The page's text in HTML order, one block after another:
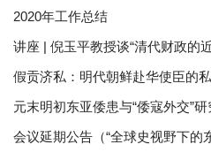
2020年工作总结
讲座 | 倪玉平教授谈“清代财政的
假贡济私：明代朝鲜赴华使臣的
元末明初东亚倭患与“倭寇外交”
会议延期公告（“全球史视野下的